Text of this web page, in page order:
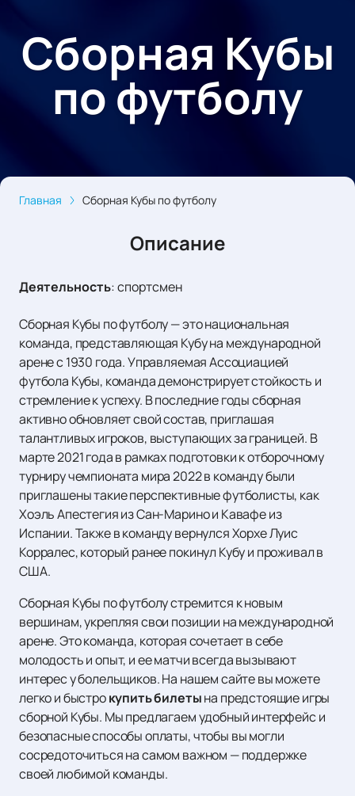
Сборная Кубы
по футболу
Главная Сборная Кубы по футболу
Описание
Деятельность:спортсмен
Сборная Кубы по футболу — это национальная
команда, представляющая Кубу на международной
арене с 1930 года. Управляемая Ассоциацией
футбола Кубы, команда демонстрирует стойкость и
стремление к успеху. В последние годы сборная
активно обновляет свой состав, приглашая
талантливых игроков, выступающих за границей. В
марте 2021 года в рамках подготовки к отборочному
турниру чемпионата мира 2022 в команду были
приглашены такие перспективные футболисты, как
Хоэль Апестегия из Сан-Марино и Кавафе из
Испании. Также в команду вернулся Хорхе Луис
Корралес, который ранее покинул Кубу и проживал в
США.
Сборная Кубы по футболу стремится к новым
вершинам, укрепляя свои позиции на международной
арене. Это команда, которая сочетает в себе
молодость и опыт, и ее матчи всегда вызывают
интерес у болельщиков. На нашем сайте вы можете
легко и быстрокупить билетына предстоящие игры
сборной Кубы. Мы предлагаем удобный интерфейс и
безопасные способы оплаты, чтобы вы могли
сосредоточиться на самом важном — поддержке
своей любимой команды.